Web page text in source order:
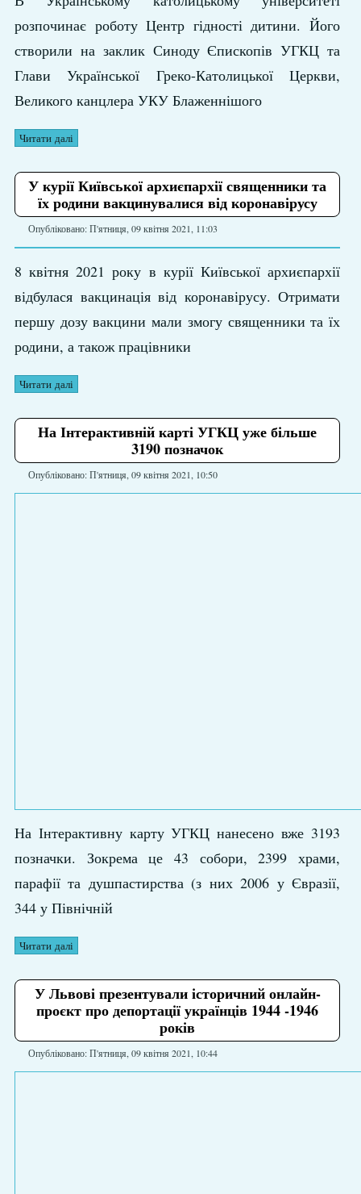
розпочинає роботу Центр гідності дитини. Його
створили на заклик Синоду Єпископів УГКЦ та
Глави Української Греко-Католицької Церкви,
Великого канцлера УКУ Блаженнішого
Читати далі
У курії Київської архиєпархії священники та
їх родини вакцинувалися від коронавірусу
Опубліковано: П'ятниця, 09 квітня 2021, 11:03
8 квітня 2021 року в курії Київської архиєпархії
відбулася вакцинація від коронавірусу. Отримати
першу дозу вакцини мали змогу священники та їх
родини, а також працівники
Читати далі
На Інтерактивній карті УГКЦ уже більше
3190 позначок
Опубліковано: П'ятниця, 09 квітня 2021, 10:50
На Інтерактивну карту УГКЦ нанесено вже 3193
позначки. Зокрема це 43 собори, 2399 храми,
парафії та душпастирства (з них 2006 у Євразії,
344 у Північній
Читати далі
У Львові презентували історичний онлайн-
проєкт про депортації українців 1944 -1946
років
Опубліковано: П'ятниця, 09 квітня 2021, 10:44